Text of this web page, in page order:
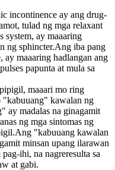
incontinence ay ang drug-
tulad ng mga relaxant
system, ay maaaring
ng sphincter.Ang iba pang
ay maaaring hadlangan ang
papunta at mula sa
maaari mo ring
"kabuuang" kawalan ng
ay madalas na ginagamit
ng mga sintomas ng
"kabuuang kawalan
minsan upang ilarawan
ihi, na nagreresulta sa
at gabi.